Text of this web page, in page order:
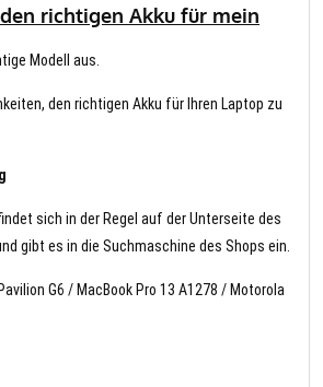
richtigen Akku für mein
Modell aus.
den richtigen Akku für Ihren Laptop zu
sich in der Regel auf der Unterseite des
gibt es in die Suchmaschine des Shops ein.
G6 / MacBook Pro 13 A1278 / Motorola